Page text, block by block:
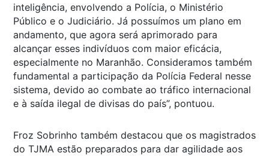
inteligência, envolvendo a Polícia, o Ministério
Público e o Judiciário. Já possuímos um plano em
andamento, que agora será aprimorado para
alcançar esses indivíduos com maior eficácia,
especialmente no Maranhão. Consideramos também
fundamental a participação da Polícia Federal nesse
sistema, devido ao combate ao tráfico internacional
e à saída ilegal de divisas do país”, pontuou.
Froz Sobrinho também destacou que os magistrados
do TJMA estão preparados para dar agilidade aos